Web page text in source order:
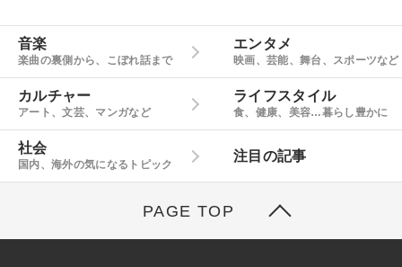
音楽
楽曲の裏側から、こぼれ話まで
エンタメ
映画、芸能、舞台、スポーツなど
カルチャー
アート、文芸、マンガなど
ライフスタイル
食、健康、美容…暮らし豊かに
社会
国内、海外の気になるトピック
注目の記事
PAGE TOP